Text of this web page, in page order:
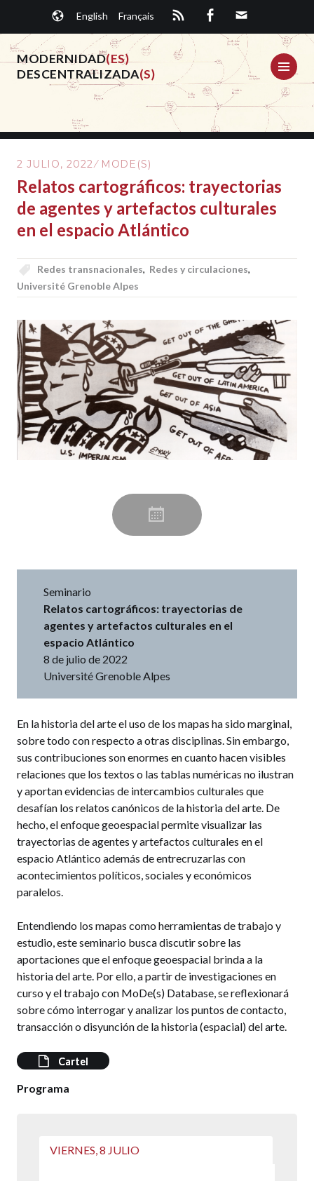
contenido.
English Français
MODERNIDAD(ES)
DESCENTRALIZADA(S)
2 JULIO, 2022 MODE(S)
Relatos cartográficos: trayectorias
de agentes y artefactos culturales
en el espacio Atlántico
Redes transnacionales, Redes y circulaciones,
Université Grenoble Alpes
Seminario
Relatos cartográficos: trayectorias de
agentes y artefactos culturales en el
espacio Atlántico
8 de julio de 2022
Université Grenoble Alpes
En la historia del arte el uso de los mapas ha sido marginal,
sobre todo con respecto a otras disciplinas. Sin embargo,
sus contribuciones son enormes en cuanto hacen visibles
relaciones que los textos o las tablas numéricas no ilustran
y aportan evidencias de intercambios culturales que
desafían los relatos canónicos de la historia del arte. De
hecho, el enfoque geoespacial permite visualizar las
trayectorias de agentes y artefactos culturales en el
espacio Atlántico además de entrecruzarlas con
acontecimientos políticos, sociales y económicos
paralelos.
Entendiendo los mapas como herramientas de trabajo y
estudio, este seminario busca discutir sobre las
aportaciones que el enfoque geoespacial brinda a la
historia del arte. Por ello, a partir de investigaciones en
curso y el trabajo con MoDe(s) Database, se reflexionará
sobre cómo interrogar y analizar los puntos de contacto,
transacción o disyunción de la historia (espacial) del arte.
Cartel
Programa
VIERNES, 8 JULIO